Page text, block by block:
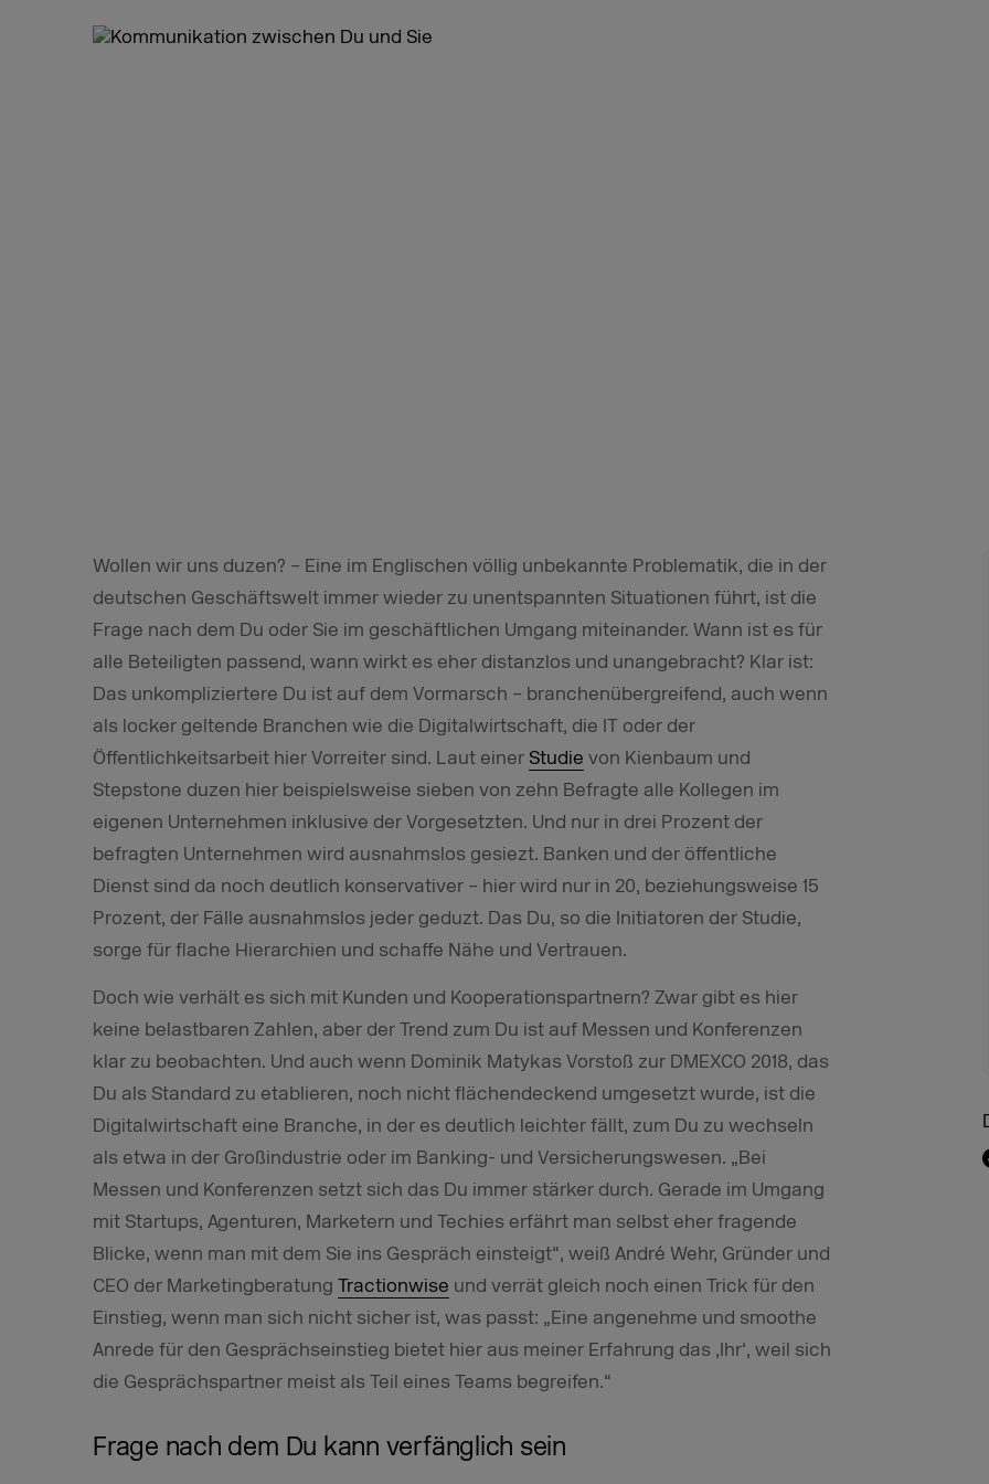
Wollen wir uns duzen? – Eine im Englischen völlig unbekannte Problematik, die in der
deutschen Geschäftswelt immer wieder zu unentspannten Situationen führt, ist die
Frage nach dem Du oder Sie im geschäftlichen Umgang miteinander. Wann ist es für
alle Beteiligten passend, wann wirkt es eher distanzlos und unangebracht? Klar ist:
Das unkompliziertere Du ist auf dem Vormarsch – branchenübergreifend, auch wenn
als locker geltende Branchen wie die Digitalwirtschaft, die IT oder der
Öffentlichkeitsarbeit hier Vorreiter sind. Laut einer Studie von Kienbaum und
Stepstone duzen hier beispielsweise sieben von zehn Befragte alle Kollegen im
eigenen Unternehmen inklusive der Vorgesetzten. Und nur in drei Prozent der
befragten Unternehmen wird ausnahmslos gesiezt. Banken und der öffentliche
Dienst sind da noch deutlich konservativer – hier wird nur in 20, beziehungsweise 15
Prozent, der Fälle ausnahmslos jeder geduzt. Das Du, so die Initiatoren der Studie,
sorge für flache Hierarchien und schaffe Nähe und Vertrauen.
Doch wie verhält es sich mit Kunden und Kooperationspartnern? Zwar gibt es hier
keine belastbaren Zahlen, aber der Trend zum Du ist auf Messen und Konferenzen
klar zu beobachten. Und auch wenn Dominik Matykas Vorstoß zur DMEXCO 2018, das
Du als Standard zu etablieren, noch nicht flächendeckend umgesetzt wurde, ist die
Digitalwirtschaft eine Branche, in der es deutlich leichter fällt, zum Du zu wechseln
als etwa in der Großindustrie oder im Banking- und Versicherungswesen. „Bei
Messen und Konferenzen setzt sich das Du immer stärker durch. Gerade im Umgang
mit Startups, Agenturen, Marketern und Techies erfährt man selbst eher fragende
Blicke, wenn man mit dem Sie ins Gespräch einsteigt“, weiß André Wehr, Gründer und
CEO der Marketingberatung Tractionwise und verrät gleich noch einen Trick für den
Einstieg, wenn man sich nicht sicher ist, was passt: „Eine angenehme und smoothe
Anrede für den Gesprächseinstieg bietet hier aus meiner Erfahrung das ‚Ihr‘, weil sich
die Gesprächspartner meist als Teil eines Teams begreifen.“
Frage nach dem Du kann verfänglich sein